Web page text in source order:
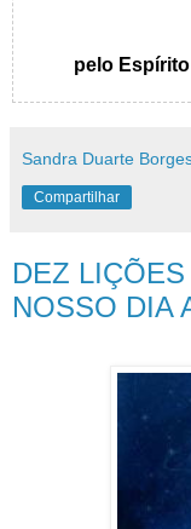
pelo
Sandra Duarte
Compartilhar
DEZ
NOSSO DIA